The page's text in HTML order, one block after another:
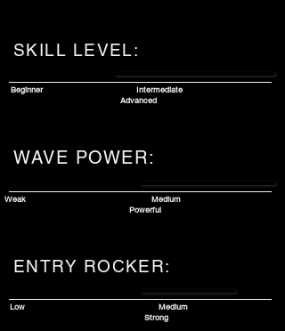
SKILL LEVEL:
Beginner
Intermediate
Advanced
WAVE POWER:
Weak
Medium
Powerful
ENTRY ROCKER:
Low
Medium
Strong